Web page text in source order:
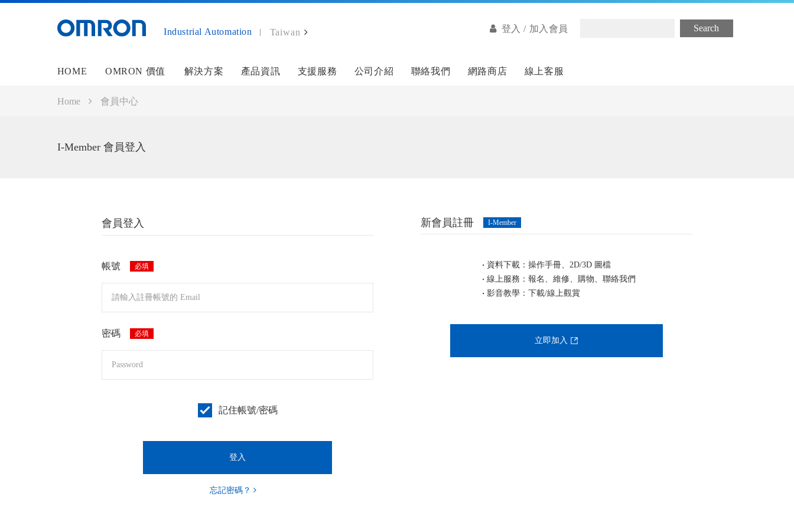
Industrial Automation Taiwan
HOME OMRON 價值 解決方案 產品資訊 支援服務 公司介紹 聯絡我們 網路商店 線上客服
登入 / 加入會員
Home 會員中心
I-Member 會員登入
會員登入
帳號 必填
密碼 必填
記住帳號/密碼
忘記密碼？
新會員註冊 I-Member
資料下載：操作手冊、2D/3D 圖檔
線上服務：報名、維修、購物、聯絡我們
影音教學：下載/線上觀賞
立即加入